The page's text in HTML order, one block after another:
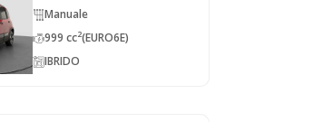
Manuale
999 cc2(EURO6E)
IBRIDO